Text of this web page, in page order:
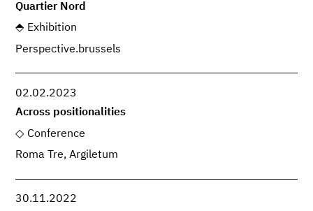
Quartier Nord
Exhibition
Perspective.brussels
02.02.2023
Across positionalities
Conference
Roma Tre, Argiletum
30.11.2022